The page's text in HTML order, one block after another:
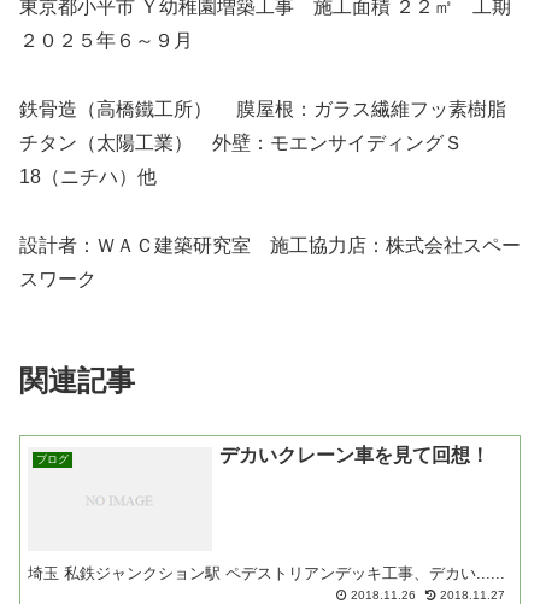
東京都小平市 Ｙ幼稚園増築工事 施工面積 ２２㎡ 工期
２０２５年６～９月
鉄骨造（高橋鐵工所） 膜屋根：ガラス繊維フッ素樹脂
チタン（太陽工業） 外壁：モエンサイディングＳ
18（ニチハ）他
設計者：ＷＡＣ建築研究室 施工協力店：株式会社スペー
スワーク
関連記事
ブログ デカいクレーン車を見て回想！
埼玉 私鉄ジャンクション駅 ペデストリアンデッキ工事、デカい......
2018.11.26 2018.11.27